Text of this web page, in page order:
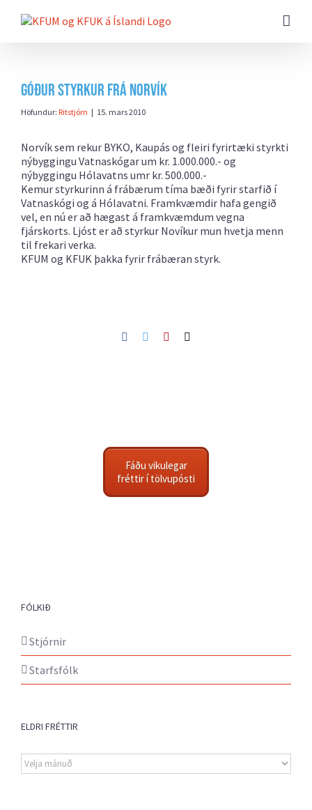
beint
Góður styrkur frá Norvík
Höfundur: Ritstjórn | 15. mars 2010
Norvík sem rekur BYKO, Kaupás og fleiri fyrirtæki styrkti
nýbyggingu Vatnaskógar um kr. 1.000.000.- og
nýbyggingu Hólavatns umr kr. 500.000.-
Kemur styrkurinn á frábærum tíma bæði fyrir starfið í
Vatnaskógi og á Hólavatni. Framkvæmdir hafa gengið
vel, en nú er að hægast á framkvæmdum vegna
fjárskorts. Ljóst er að styrkur Novíkur mun hvetja menn
til frekari verka.
KFUM og KFUK þakka fyrir frábæran styrk.
Facebook
TwitterPinterest
Fáðu vikulegar
fréttir í tölvupósti
FÓLKIÐ
Stjórnir
Starfsfólk
ELDRI FRÉTTIR
Eldri
fréttir